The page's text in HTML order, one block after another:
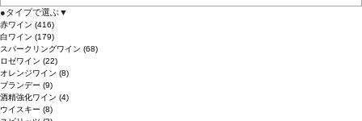
●タイプで選ぶ▼
赤ワイン (416)
白ワイン (179)
スパークリングワイン (68)
ロゼワイン (22)
オレンジワイン (8)
ブランデー (9)
酒精強化ワイン (4)
ウイスキー (8)